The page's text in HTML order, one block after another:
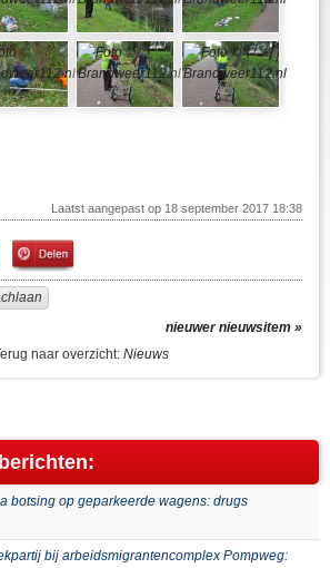
Laatst aangepast op 18 september 2017 18:38
Pin
It!
nieuwer nieuwsitem »
naar overzicht: Nieuws
botsing op geparkeerde wagens: drugs
bij arbeidsmigrantencomplex Pompweg: